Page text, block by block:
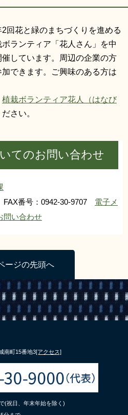
回花と緑のまちづくりを進める
ランティア「花人さん」を中
しています。周辺の企業の方
できます。ご興味のある方は
植栽ボランティア花人（はなび
さい。
てのお問い合わせ
番号：0942-30-9707 電子メ
問い合わせ
ージの先頭へ
南町15番地3[アクセス]
(祝日、年末年始を除く)